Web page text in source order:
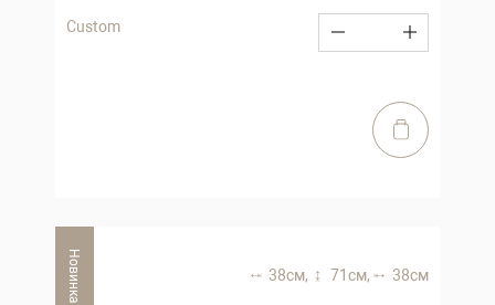
Custom
Новинка 38 см, 71 см, 38 см